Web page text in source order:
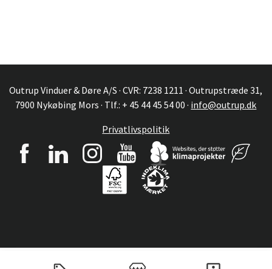
Outrup Vinduer & Døre A/S · CVR: 7238 1211 · Outrupstræde 31,
7900 Nykøbing Mors · Tlf.: + 45 44 45 54 00 · info@outrup.dk
Privatlivspolitik